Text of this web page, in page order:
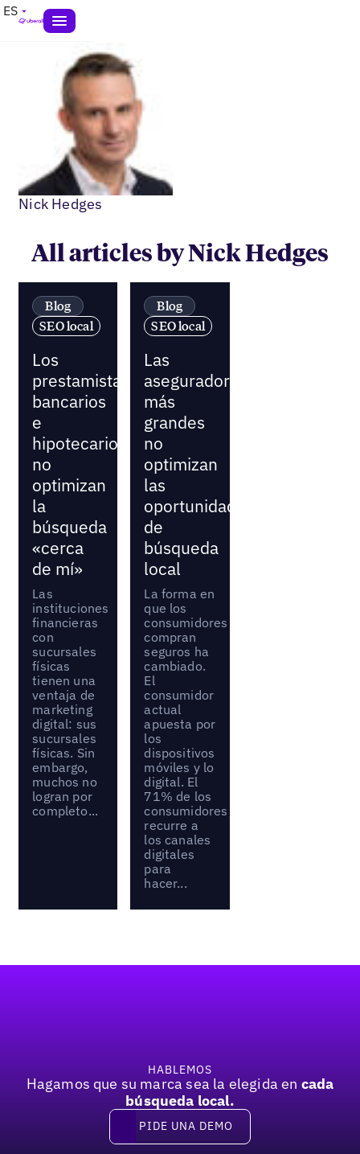
ES
Nick Hedges
All articles by Nick Hedges
Blog
SEO local
Los
prestamistas
bancarios
e
hipotecarios
no
optimizan
la
búsqueda
«cerca
de mí»
Las
instituciones
financieras
con
sucursales
físicas
tienen una
ventaja de
marketing
digital: sus
sucursales
físicas. Sin
embargo,
muchos no
logran por
completo...
Blog
SEO local
Las
aseguradoras
más
grandes
no
optimizan
las
oportunidades
de
búsqueda
local
La forma en
que los
consumidores
compran
seguros ha
cambiado.
El
consumidor
actual
apuesta por
los
dispositivos
móviles y lo
digital. El
71% de los
consumidores
recurre a
los canales
digitales
para
hacer...
HABLEMOS
Hagamos que su marca sea la elegida en cada
búsqueda local.
Pide una demo
PIDE UNA DEMO